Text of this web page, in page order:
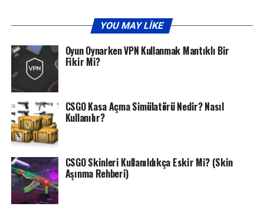
YOU MAY LIKE
Oyun Oynarken VPN Kullanmak Mantıklı Bir
Fikir Mi?
CSGO Kasa Açma Simülatörü Nedir? Nasıl
Kullanılır?
CSGO Skinleri Kullanıldıkça Eskir Mi? (Skin
Aşınma Rehberi)